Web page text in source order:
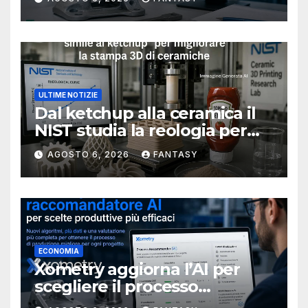
ULTIME NOTIZIE
Dal ketchup alla ceramica il
NIST studia la reologia per
rendere più affidabile la
stampa 3D
AGOSTO 6, 2026 FANTASY
ECONOMIA
Xometry aggiorna l’AI per
scegliere il processo
produttivo più adatto